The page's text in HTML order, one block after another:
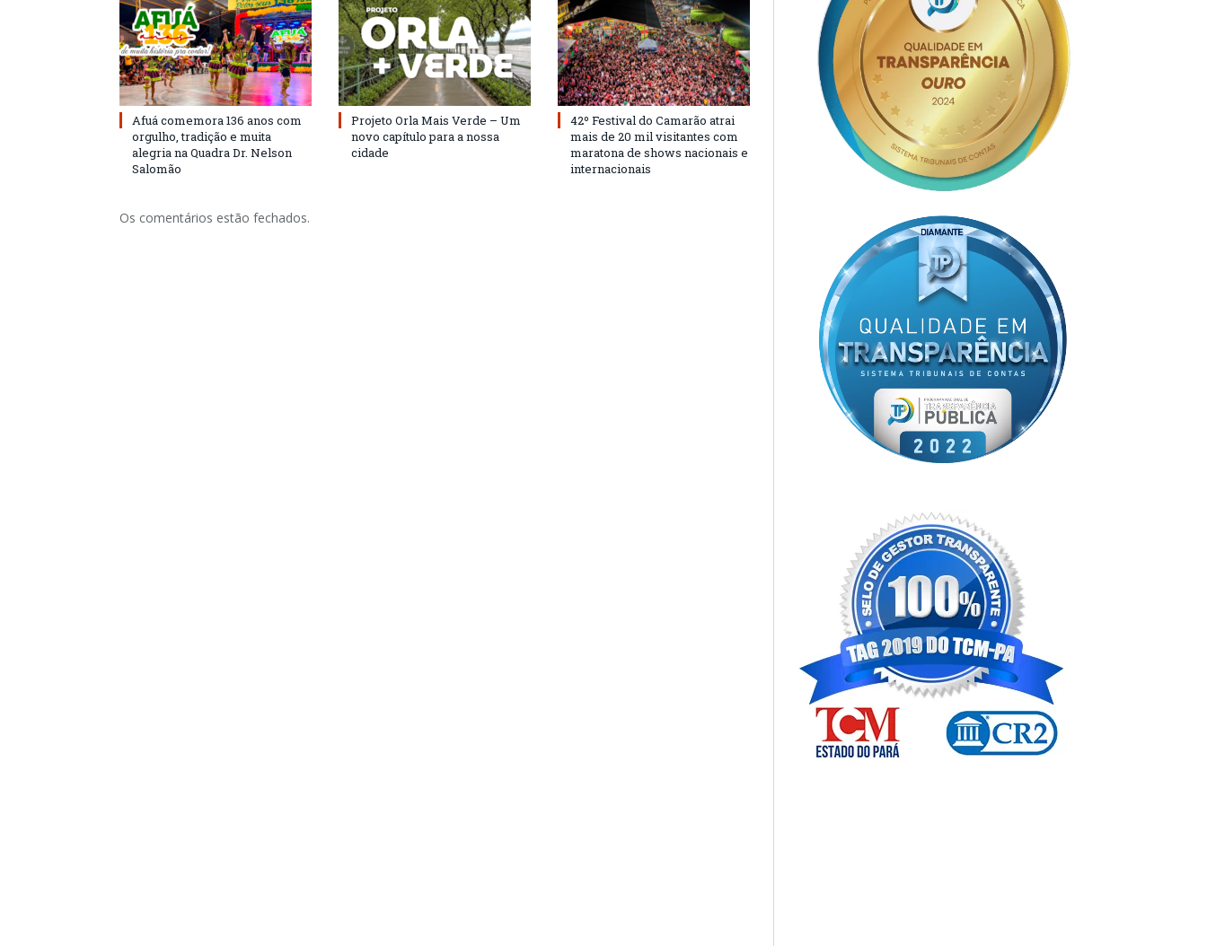
Afuá comemora 136 anos com
orgulho, tradição e muita
alegria na Quadra Dr. Nelson
Salomão
Projeto Orla Mais Verde – Um
novo capítulo para a nossa
cidade
42º Festival do Camarão atrai
mais de 20 mil visitantes com
maratona de shows nacionais e
internacionais
Os comentários estão fechados.